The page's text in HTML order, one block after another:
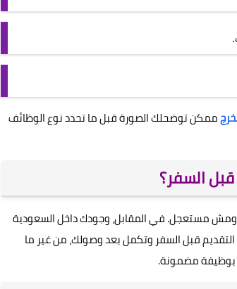
ممكن توضحلك الصورة قبل ما تحدد نوع الوظائف
السفر؟
ومش مستعجل. في المقابل، وجودك داخل السعودية
قبل السفر وتكمل بعد وصولك، من غير ما
بوظيفة مضمونة.